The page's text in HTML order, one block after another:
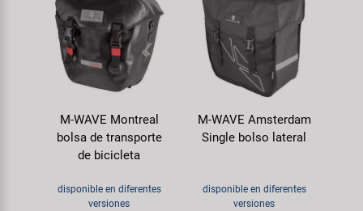
Remolques
Rodillos de Entrenamiento
Ropa y Cascos
Transporte y Aparcamiento
Neumáticos de Bicicleta
Pedales
Sillines
Tijas de Sillín
equipamiento-tienda
Novatec
M-WAVE Montreal
bolsa de transporte
de bicicleta
disponible en diferentes
versiones
M-WAVE Amsterdam
Single bolso lateral
disponible en diferentes
versiones